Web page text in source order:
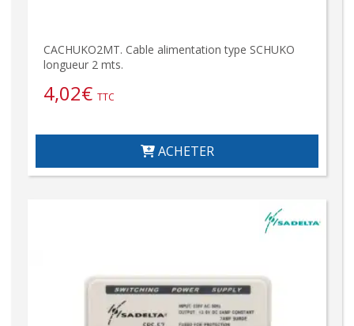
CACHUKO2MT. Cable alimentation type SCHUKO
longueur 2 mts.
4,02€ TTC
ACHETER